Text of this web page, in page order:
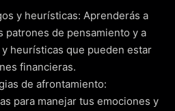
y heurísticas: Aprenderás a
patrones de pensamiento y a
heurísticas que pueden estar
financieras.
de afrontamiento:
para manejar tus emociones y